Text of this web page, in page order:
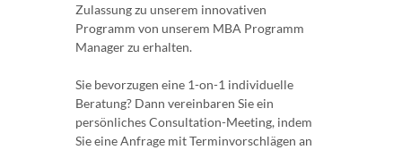
Zulassung zu unserem innovativen
Programm von unserem MBA Programm
Manager zu erhalten.
Sie bevorzugen eine 1-on-1 individuelle
Beratung? Dann vereinbaren Sie ein
persönliches Consultation-Meeting, indem
Sie eine Anfrage mit Terminvorschlägen an